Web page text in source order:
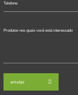
enviar